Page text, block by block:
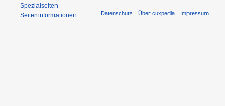
Spezialseiten
Seiten­informationen
Datenschutz Über cuxpedia Impressum